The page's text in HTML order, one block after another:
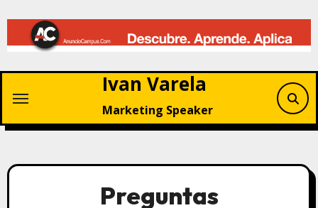
contenido
Ivan Varela
Marketing Speaker
Preguntas